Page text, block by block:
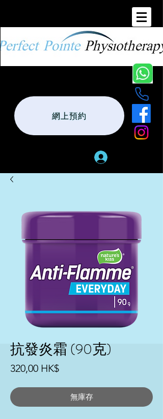
網上預約
抗發炎霜 (90克)
320,00 HK$價
無庫存